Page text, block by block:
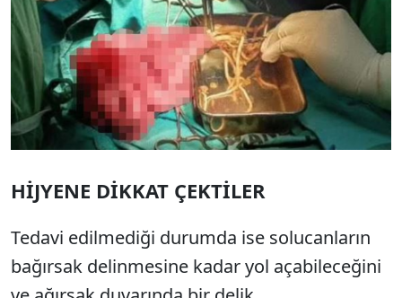
HİJYENE DİKKAT ÇEKTİLER
Tedavi edilmediği durumda ise solucanların
bağırsak delinmesine kadar yol açabileceğini